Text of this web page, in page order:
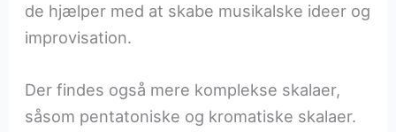
de hjælper med at skabe musikalske ideer og
improvisation.
Der findes også mere komplekse skalaer,
såsom pentatoniske og kromatiske skalaer.